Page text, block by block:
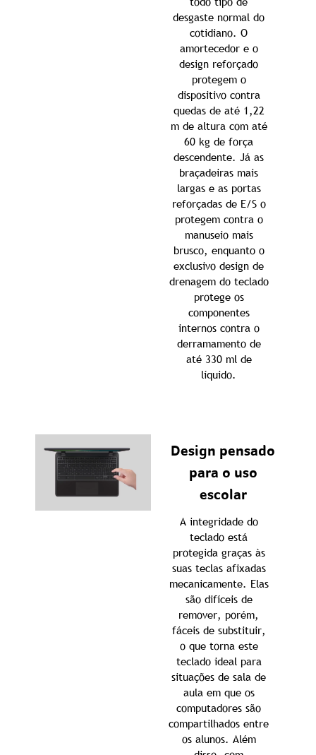
desgaste normal do
cotidiano. O
amortecedor e o
design reforçado
protegem o
dispositivo contra
quedas de até 1,22
m de altura com até
60 kg de força
descendente. Já as
braçadeiras mais
largas e as portas
reforçadas de E/S o
protegem contra o
manuseio mais
brusco, enquanto o
exclusivo design de
drenagem do teclado
protege os
componentes
internos contra o
derramamento de
até 330 ml de
líquido.
Design pensado
para o uso
escolar
A integridade do
teclado está
protegida graças às
suas teclas afixadas
mecanicamente. Elas
são difíceis de
remover, porém,
fáceis de substituir,
o que torna este
teclado ideal para
situações de sala de
aula em que os
computadores são
compartilhados entre
os alunos. Além